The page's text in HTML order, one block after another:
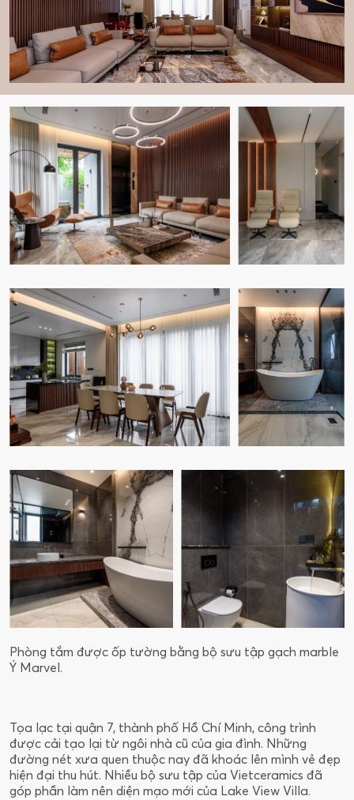
13
Phòng tắm được ốp tường bằng bộ sưu tập gạch marble
Ý Marvel.
Tọa lạc tại quận 7, thành phố Hồ Chí Minh, công trình
được cải tạo lại từ ngôi nhà cũ của gia đình. Những
đường nét xưa quen thuộc nay đã khoác lên mình vẻ đẹp
hiện đại thu hút. Nhiều bộ sưu tập của Vietceramics đã
góp phần làm nên diện mạo mới của Lake View Villa.